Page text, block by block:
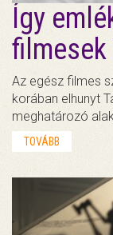
Így
filmesek
Az egész filmes
korában elhunyt
meghatározó
TOVÁBB